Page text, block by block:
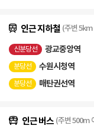
인근 지하철 (주변
신분당선 광교중앙역
분당선 수원시청역
분당선 매탄권선역
인근 버스 (주변 500m